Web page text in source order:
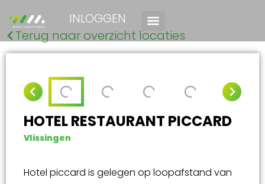
INLOGGEN
Terug naar overzicht locaties
HOTEL RESTAURANT PICCARD
Vlissingen
Hotel piccard is gelegen op loopafstand van